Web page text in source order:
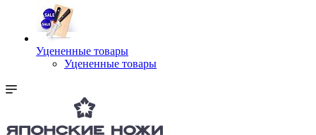
Уцененные товары
Уцененные товары